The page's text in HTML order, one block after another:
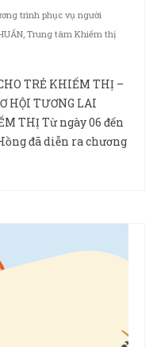
trình phục vụ người
, Trung tâm Khiếm thị
TRẺ KHIẾM THỊ –
HỘI TƯƠNG LAI
THỊ Từ ngày 06 đến
đã diễn ra chương